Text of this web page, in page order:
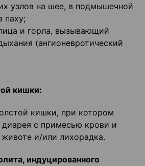
узлов на шее, в подмышечной
паху;
и горла, вызывающий
(ангионевротический
кишки:
кишки, при котором
с примесью крови и
животе и/или лихорадка.
индуцированного